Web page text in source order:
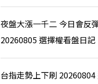
夜盤大漲一千二 今日會反
20260805 選擇權看盤日記
台指走勢上下刷 20260804